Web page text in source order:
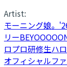
Artist:
モーニング娘。
リー
ロプロ研修生ハ
オフィシャルフ